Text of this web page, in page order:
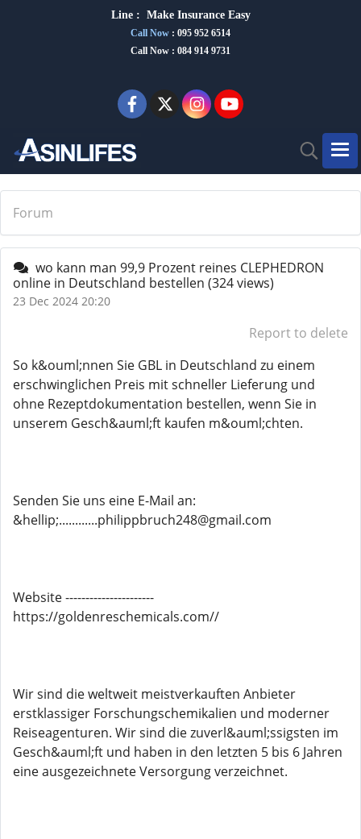
Line : Make Insurance Easy
Call Now : 095 952 6514
Call Now : 084 914 9731
Forum
wo kann man 99,9 Prozent reines CLEPHEDRON
online in Deutschland bestellen (324 views)
23 Dec 2024 20:20
Report to delete
So k&ouml;nnen Sie GBL in Deutschland zu einem
erschwinglichen Preis mit schneller Lieferung und
ohne Rezeptdokumentation bestellen, wenn Sie in
unserem Gesch&auml;ft kaufen m&ouml;chten.
Senden Sie uns eine E-Mail an:
&hellip;............philippbruch248@gmail.com
Website ----------------------
https://goldenreschemicals.com//
Wir sind die weltweit meistverkauften Anbieter
erstklassiger Forschungschemikalien und moderner
Reiseagenturen. Wir sind die zuverl&auml;ssigsten im
Gesch&auml;ft und haben in den letzten 5 bis 6 Jahren
eine ausgezeichnete Versorgung verzeichnet.